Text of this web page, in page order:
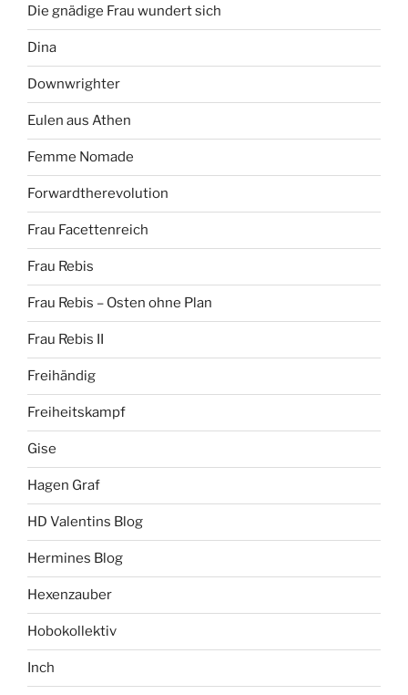
Die gnädige Frau wundert sich
Dina
Downwrighter
Eulen aus Athen
Femme Nomade
Forwardtherevolution
Frau Facettenreich
Frau Rebis
Frau Rebis – Osten ohne Plan
Frau Rebis II
Freihändig
Freiheitskampf
Gise
Hagen Graf
HD Valentins Blog
Hermines Blog
Hexenzauber
Hobokollektiv
Inch